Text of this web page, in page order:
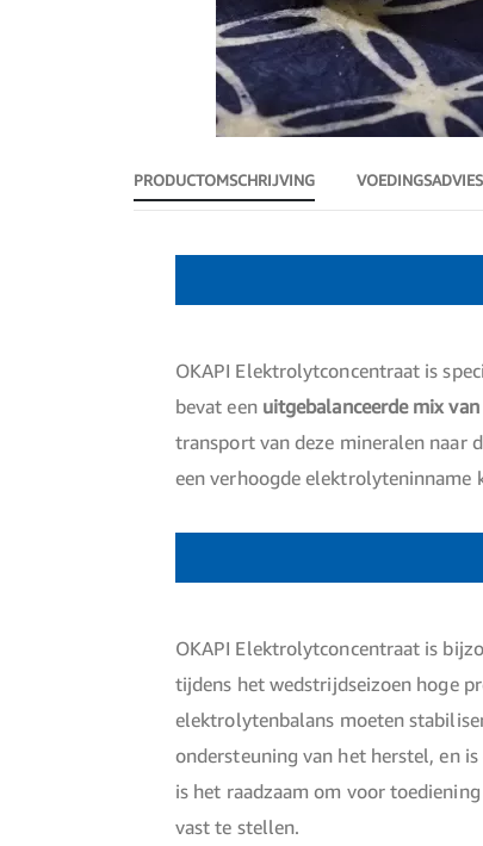
het
van
PRODUCTOMSCHRIJVING
Productomschrijving
OKAPI Elektrolytconcentraat is
bevat een uitgebalanceerde mix
transport van deze mineralen naar
een verhoogde elektrolyteninname
OKAPI Elektrolytconcentraat is
tijdens het wedstrijdseizoen hoge
elektrolytenbalans moeten
ondersteuning van het herstel, en
is het raadzaam om voor
vast te stellen.
VOEDINGSADVIES